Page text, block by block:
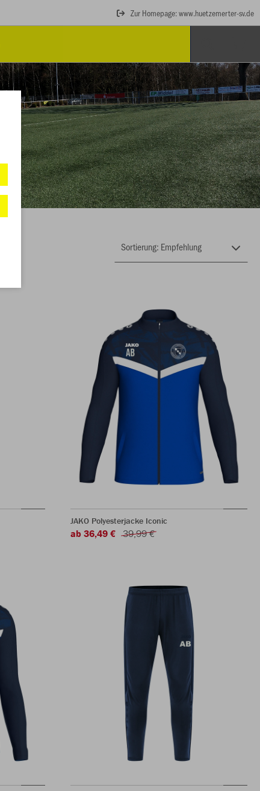
Zur Homepage: www.huetzemerter-sv.de
JAKO Polyesterjacke Iconic
ab 36,49 € 39,99 €